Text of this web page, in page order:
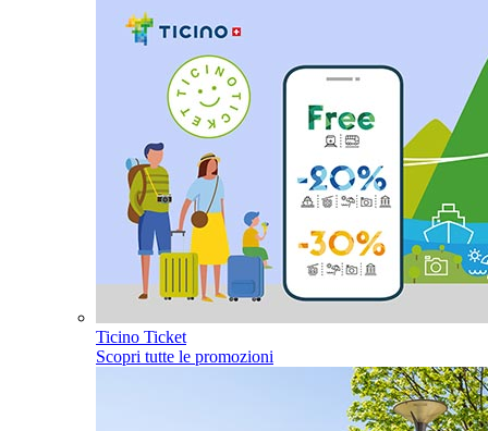
Ticino Ticket
Scopri tutte le promozioni